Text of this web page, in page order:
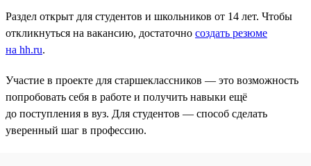
Раздел открыт для студентов и школьников от 14 лет. Чтобы
откликнуться на вакансию, достаточно создать резюме
на hh.ru.
Участие в проекте для старшеклассников — это возможность
попробовать себя в работе и получить навыки ещё
до поступления в вуз. Для студентов — способ сделать
уверенный шаг в профессию.